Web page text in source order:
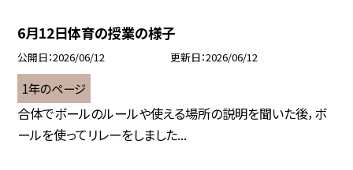
6月12日体育の授業の様子
公開日 2026/06/12 更新日 2026/06/12
1年のページ
合体でボールのルールや使える場所の説明を聞いた後，ボ
ールを使ってリレーをしました...